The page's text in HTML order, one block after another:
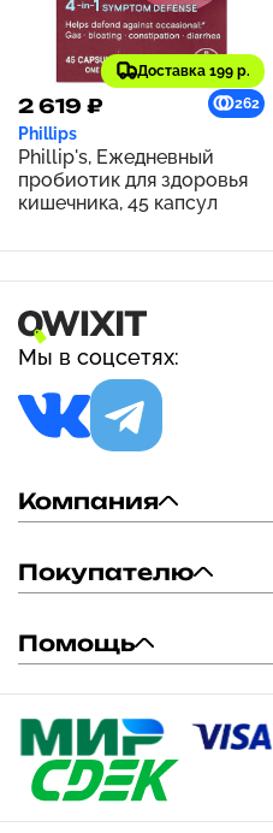
Доставка 199 р.
2 619 ₽ 262
Phillips
Phillip's, Ежедневный
пробиотик для здоровья
кишечника, 45 капсул
Мы в соцсетях:
Компания
Покупателю
Помощь